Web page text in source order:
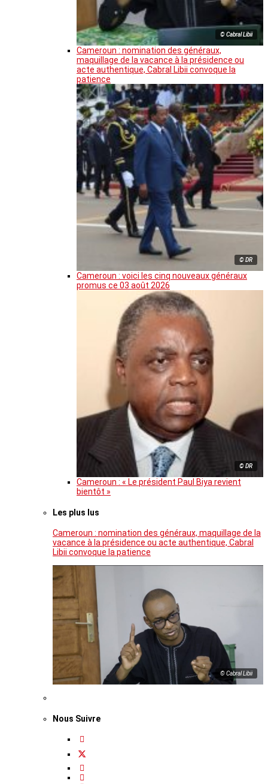
© Cabral Libii
Cameroun : nomination des généraux,
maquillage de la vacance à la présidence ou
acte authentique, Cabral Libii convoque la
patience
© DR
Cameroun : voici les cinq nouveaux généraux
promus ce 03 août 2026
© DR
Cameroun : « Le président Paul Biya revient
bientôt »
Les plus lus
Cameroun : nomination des généraux, maquillage de la
vacance à la présidence ou acte authentique, Cabral
Libii convoque la patience
© Cabral Libii
Nous Suivre